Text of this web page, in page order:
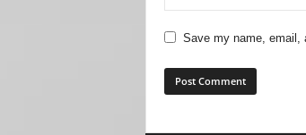
Save my name, email,